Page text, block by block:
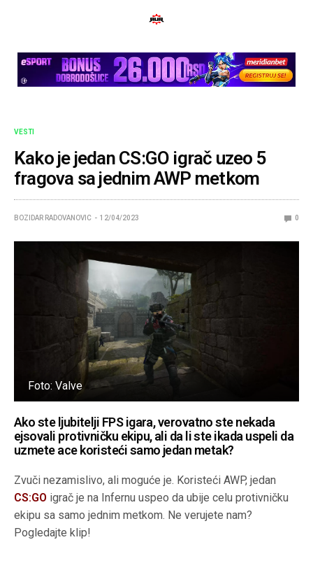
VESTI
Kako je jedan CS:GO igrač uzeo 5
fragova sa jednim AWP metkom
BOZIDAR RADOVANOVIC 12/04/2023 0
Foto: Valve
Ako ste ljubitelji FPS igara, verovatno ste nekada
ejsovali protivničku ekipu, ali da li ste ikada uspeli da
uzmete ace koristeći samo jedan metak?
Zvuči nezamislivo, ali moguće je. Koristeći AWP, jedan
CS:GO igrač je na Infernu uspeo da ubije celu protivničku
ekipu sa samo jednim metkom. Ne verujete nam?
Pogledajte klip!